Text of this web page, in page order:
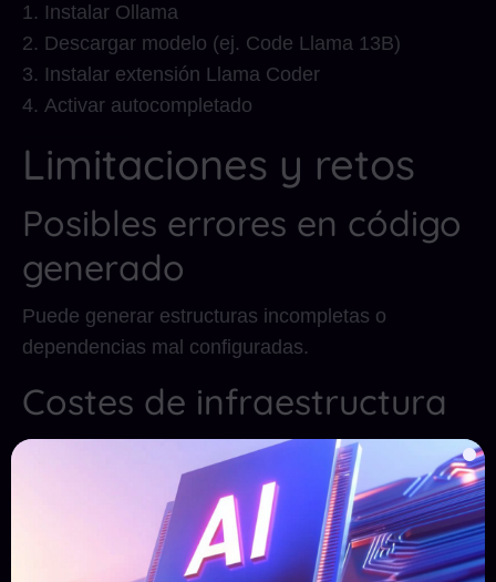
Instalar Ollama
Descargar modelo (ej. Code Llama 13B)
Instalar extensión Llama Coder
Activar autocompletado
Limitaciones y retos
Posibles errores en código
generado
Puede generar estructuras incompletas o
dependencias mal configuradas.
Costes de infraestructura
Modelos grandes → mayor consumo de GPU.
Seguridad y gestión de